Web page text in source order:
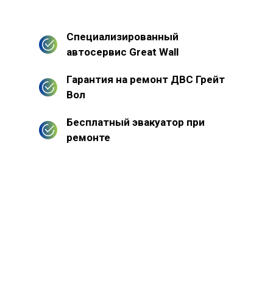
Специализированный
автосервис Great Wall
Гарантия на ремонт ДВС Грейт
Вол
Бесплатный эвакуатор при
ремонте